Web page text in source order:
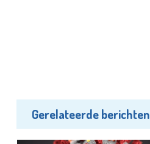
Gerelateerde berichten